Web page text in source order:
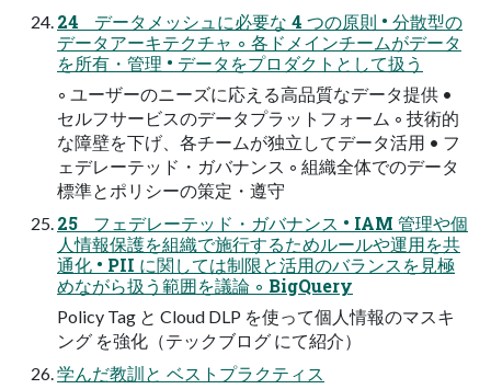
24 データメッシュに必要な 4 つの原則 • 分散型の
データアーキテクチャ ◦ 各ドメインチームがデータ
を所有・管理 • データをプロダクトとして扱う
◦ ユーザーのニーズに応える高品質なデータ提供 •
セルフサービスのデータプラットフォーム ◦ 技術的
な障壁を下げ、各チームが独立してデータ活用 • フ
ェデレーテッド・ガバナンス ◦ 組織全体でのデータ
標準とポリシーの策定・遵守
25 フェデレーテッド・ガバナンス • IAM 管理や個
人情報保護を組織で施行するためルールや運用を共
通化 • PII に関しては制限と活用のバランスを見極
めながら扱う範囲を議論 ◦ BigQuery
Policy Tag と Cloud DLP を使って個人情報のマスキ
ング を強化（テックブログ にて紹介）
学んだ教訓と ベストプラクティス